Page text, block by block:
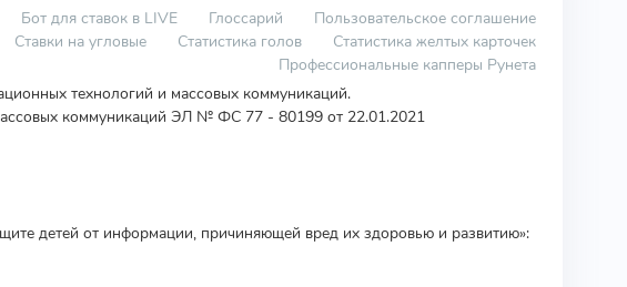
Бот для ставок в LIVE Глоссарий
Пользовательское соглашение
Ставки на угловые Статистика голов
Статистика желтых карточек
Профессиональные капперы Рунета
технологий и массовых коммуникаций.
коммуникаций ЭЛ № ФС 77 - 80199 от 22.01.2021
детей от информации, причиняющей вред их здоровью и развитию»: